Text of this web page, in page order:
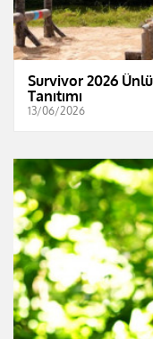
Survivor 2026
Tanıtımı
13/06/2026